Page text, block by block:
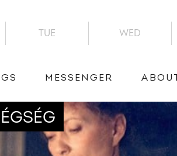
TUE WED
MESSENGER ABOUT